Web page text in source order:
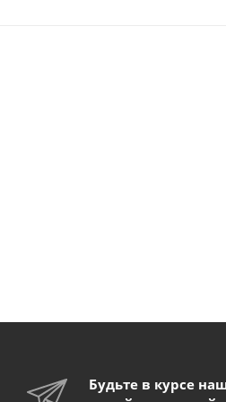
Будьте в курсе